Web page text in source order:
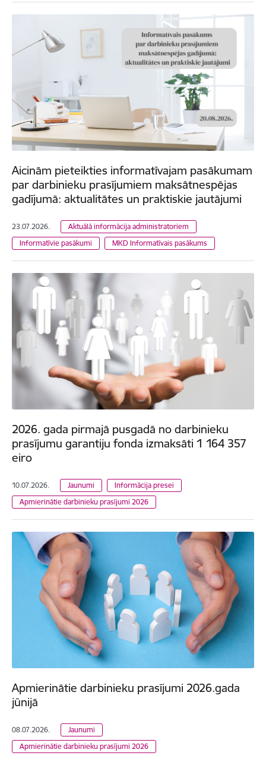
Aicinām pieteikties informatīvajam pasākumam
par darbinieku prasījumiem maksātnespējas
gadījumā: aktualitātes un praktiskie jautājumi
23.07.2026.
Aktuālā informācija administratoriem
Informatīvie pasākumi
MKD Informatīvais pasākums
2026. gada pirmajā pusgadā no darbinieku
prasījumu garantiju fonda izmaksāti 1 164 357
eiro
10.07.2026. Jaunumi
Informācija presei
Apmierinātie darbinieku prasījumi 2026
Apmierinātie darbinieku prasījumi 2026.gada
jūnijā
08.07.2026.
Jaunumi
Apmierinātie darbinieku prasījumi 2026